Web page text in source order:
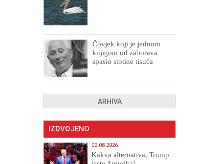
Čovjek koji je jednom
knjigom od zaborava
spasio stotine tisuća
ARHIVA
IZDVOJENO
02.08.2026
Kakva alternativa, Trump